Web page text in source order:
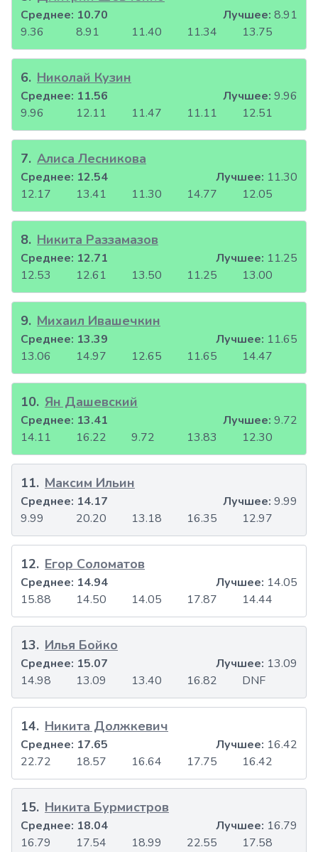
9.36 8.91 11.40 11.34 13.75
Среднее: 10.70 Лучшее: 8.91
6. Николай Кузин
9.96 12.11 11.47 11.11 12.51
Среднее: 11.56 Лучшее: 9.96
7. Алиса Лесникова
12.17 13.41 11.30 14.77 12.05
Среднее: 12.54 Лучшее: 11.30
8. Никита Раззамазов
12.53 12.61 13.50 11.25 13.00
Среднее: 12.71 Лучшее: 11.25
9. Михаил Ивашечкин
13.06 14.97 12.65 11.65 14.47
Среднее: 13.39 Лучшее: 11.65
10. Ян Дашевский
14.11 16.22 9.72 13.83 12.30
Среднее: 13.41 Лучшее: 9.72
11. Максим Ильин
9.99 20.20 13.18 16.35 12.97
Среднее: 14.17 Лучшее: 9.99
12. Егор Соломатов
15.88 14.50 14.05 17.87 14.44
Среднее: 14.94 Лучшее: 14.05
13. Илья Бойко
14.98 13.09 13.40 16.82 DNF
Среднее: 15.07 Лучшее: 13.09
14. Никита Должкевич
22.72 18.57 16.64 17.75 16.42
Среднее: 17.65 Лучшее: 16.42
15. Никита Бурмистров
16.79 17.54 18.99 22.55 17.58
Среднее: 18.04 Лучшее: 16.79